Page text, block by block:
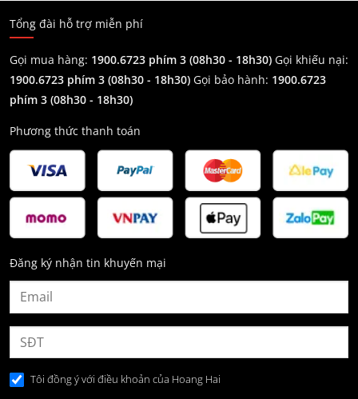
Tổng đài hỗ trợ miễn phí
Gọi mua hàng: 1900.6723 phím 3 (08h30 - 18h30) Gọi khiếu nại:
1900.6723 phím 3 (08h30 - 18h30) Gọi bảo hành: 1900.6723
phím 3 (08h30 - 18h30)
Phương thức thanh toán
Đăng ký nhận tin khuyến mại
Tôi đồng ý với điều khoản của Hoang Hai